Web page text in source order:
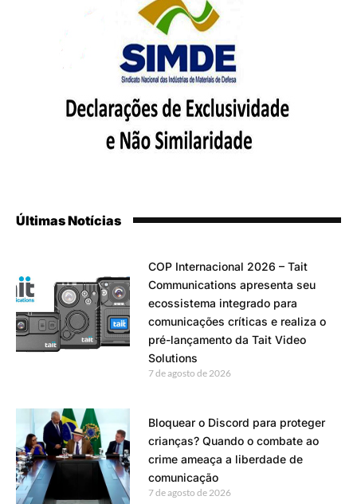
Últimas Notícias
COP Internacional 2026 – Tait
Communications apresenta seu
ecossistema integrado para
comunicações críticas e realiza o
pré-lançamento da Tait Video
Solutions
7 de agosto de 2026
Bloquear o Discord para proteger
crianças? Quando o combate ao
crime ameaça a liberdade de
comunicação
7 de agosto de 2026